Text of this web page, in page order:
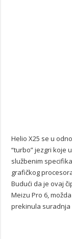
Helio X25 se u
“turbo” jezgri koje
službenim
grafičkog
Budući da je ovaj
Meizu Pro 6,
prekinula suradnja